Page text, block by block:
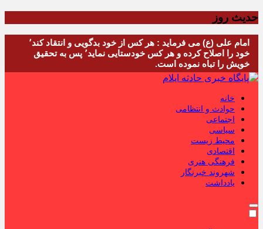
حدیث روز
امام علی (ع) می فرماید : هر کس از خود بدگویی و انتقاد کند٬
خود را اصلاح کرده و هر کس خودستایی نماید٬ پس به تحقیق
خویش را تباه نموده است.
خانه
حوادث و انتظامی
اجتماعی
سیاسی
محیط زیست
اقتصادی
فرهنگی هنری
شهروند خبرنگار
یادداشت